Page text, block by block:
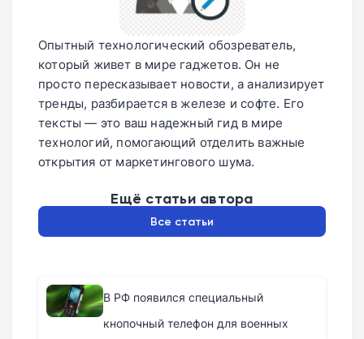
Опытный технологический обозреватель,
который живет в мире гаджетов. Он не
просто пересказывает новости, а анализирует
тренды, разбирается в железе и софте. Его
тексты — это ваш надежный гид в мире
технологий, помогающий отделить важные
открытия от маркетингового шума.
Ещё статьи автора
Все статьи
В РФ появился специальный
кнопочный телефон для военных